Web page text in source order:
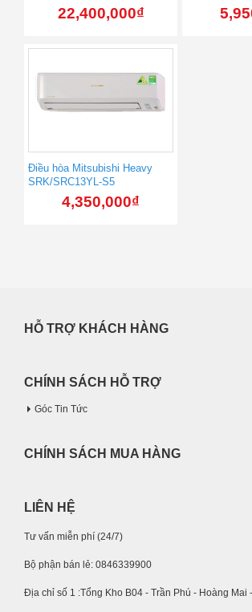
22,400,000₫
Điều hòa Mitsubishi Heavy
SRK/SRC13YL-S5
4,350,000₫
HỖ TRỢ KHÁCH HÀNG
CHÍNH SÁCH HỖ TRỢ
Góc Tin Tức
CHÍNH SÁCH MUA HÀNG
LIÊN HỆ
Tư vấn miễn phí (24/7)
Bộ phận bán lẻ: 0846339900
Địa chỉ số 1 :Tổng Kho B04 - Trần Phú - Hoàng Mai